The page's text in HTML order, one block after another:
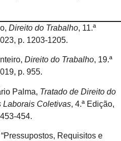
Direito do Trabalho, 11.ª
p. 1203-1205.
Direito do Trabalho, 19.ª
p. 955.
Palma, Tratado de Direito do
Laborais Coletivas, 4.ª Edição,
454.
Requisitos e